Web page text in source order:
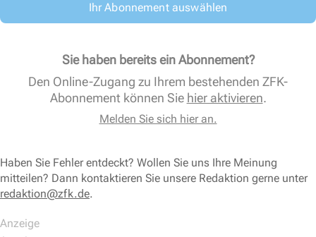
Ihr Abonnement auswählen
Sie haben bereits ein Abonnement?
Den Online-Zugang zu Ihrem bestehenden ZFK-
Abonnement können Sie hier aktivieren.
Melden Sie sich hier an.
Haben Sie Fehler entdeckt? Wollen Sie uns Ihre Meinung
mitteilen? Dann kontaktieren Sie unsere Redaktion gerne unter
redaktion@zfk.de.